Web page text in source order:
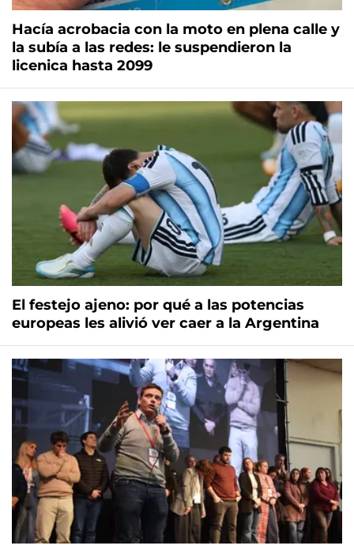
Hacía acrobacia con la moto en plena calle y
la subía a las redes: le suspendieron la
licenica hasta 2099
El festejo ajeno: por qué a las potencias
europeas les alivió ver caer a la Argentina